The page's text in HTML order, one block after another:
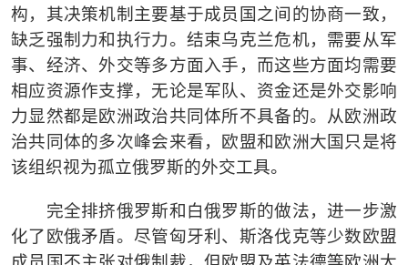
构，其决策机制主要基于成员国之间的协商一致，
缺乏强制力和执行力。结束乌克兰危机，需要从军
事、经济、外交等多方面入手，而这些方面均需要
相应资源作支撑，无论是军队、资金还是外交影响
力显然都是欧洲政治共同体所不具备的。从欧洲政
治共同体的多次峰会来看，欧盟和欧洲大国只是将
该组织视为孤立俄罗斯的外交工具。
完全排挤俄罗斯和白俄罗斯的做法，进一步激
化了欧俄矛盾。尽管匈牙利、斯洛伐克等少数欧盟